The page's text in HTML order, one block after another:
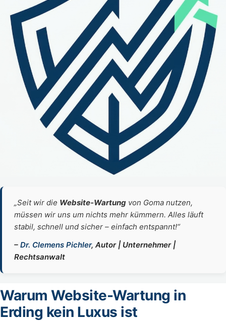
„Seit wir die Website‑Wartung von Goma nutzen,
müssen wir uns um nichts mehr kümmern. Alles läuft
stabil, schnell und sicher – einfach entspannt!“
– Dr. Clemens Pichler, Autor | Unternehmer |
Rechtsanwalt
Warum Website-Wartung in
Erding kein Luxus ist